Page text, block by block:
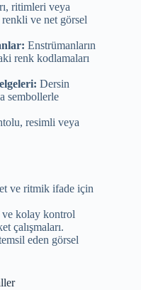
ritimleri veya
ve net görsel
Enstrümanların
renk kodlamaları
Dersin
sembollerle
resimli veya
ve ritmik ifade için
kolay kontrol
çalışmaları.
eden görsel